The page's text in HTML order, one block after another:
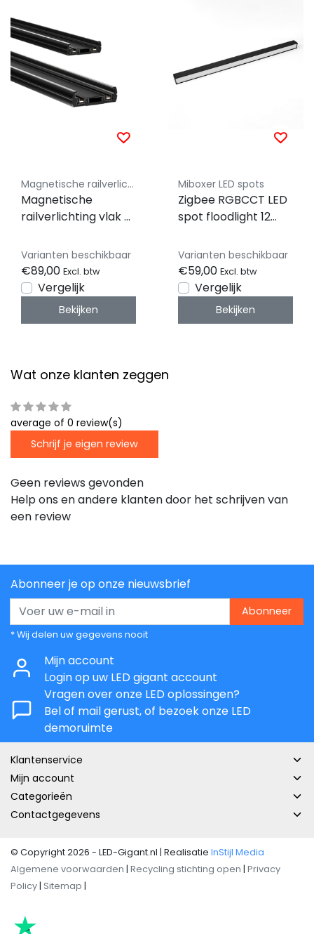
Magnetische railverlichting Luksus - Miboxer compatible
Magnetische
railverlichting vlak -
Zwart
Varianten beschikbaar
€89,00 Excl. btw
Vergelijk
Bekijken
Miboxer LED spots
Zigbee RGBCCT LED
spot floodlight 12
Varianten beschikbaar
€59,00 Excl. btw
Vergelijk
Bekijken
Wat onze klanten zeggen
average of 0 review(s)
Schrijf je eigen review
Geen reviews gevonden
Help ons en andere klanten door het schrijven van
een review
Abonneer je op onze nieuwsbrief
Abonneer
* Wij delen uw gegevens nooit
Mijn account
Login op uw LED gigant account
Vragen over onze LED oplossingen?
Bel of mail gerust, of bezoek onze LED
demoruimte
Klantenservice
Mijn account
Categorieën
Contactgegevens
© Copyright 2026 - LED-Gigant.nl | Realisatie InStijl Media
Algemene voorwaarden | Recycling stichting open | Privacy
Policy | Sitemap |